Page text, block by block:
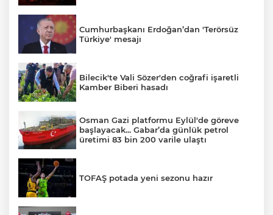
Cumhurbaşkanı Erdoğan’dan 'Terörsüz
Türkiye' mesajı
Bilecik'te Vali Sözer'den coğrafi işaretli
Kamber Biberi hasadı
Osman Gazi platformu Eylül'de göreve
başlayacak... Gabar’da günlük petrol
üretimi 83 bin 200 varile ulaştı
TOFAŞ potada yeni sezonu hazır